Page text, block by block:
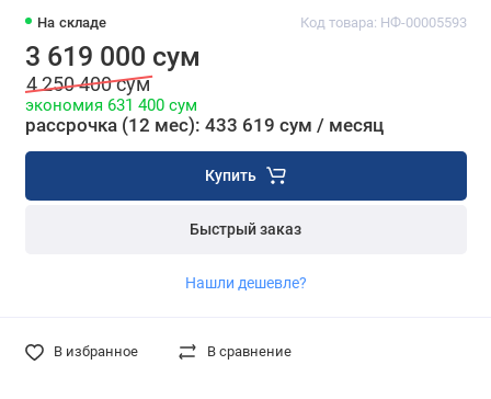
На складе Код товара: НФ-00005593
3 619 000 сум
4 250 400 сум
экономия 631 400 сум
рассрочка (12 мес): 433 619 сум / месяц
Купить
Быстрый заказ
Нашли дешевле?
В избранное В сравнение